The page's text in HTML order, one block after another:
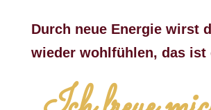
Durch neue Energie wirst
wieder wohlfühlen, das ist